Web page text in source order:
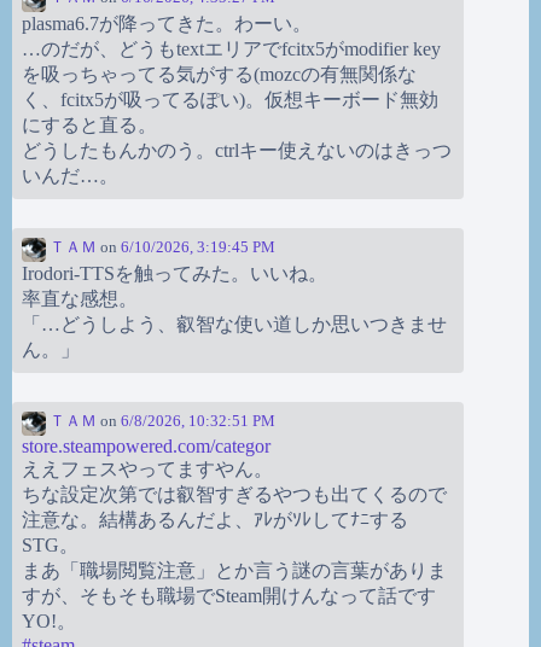
plasma6.7が降ってきた。わーい。
…のだが、どうもtextエリアでfcitx5がmodifier key
を吸っちゃってる気がする(mozcの有無関係な
く、fcitx5が吸ってるぽい)。仮想キーボード無効
にすると直る。
どうしたもんかのう。ctrlキー使えないのはきっつ
いんだ…。
ＴＡＭ on 6/10/2026, 3:19:45 PM
Irodori-TTSを触ってみた。いいね。
率直な感想。
「…どうしよう、叡智な使い道しか思いつきませ
ん。」
ＴＡＭ on 6/8/2026, 10:32:51 PM
store.steampowered.com/categor
ええフェスやってますやん。
ちな設定次第では叡智すぎるやつも出てくるので
注意な。結構あるんだよ、ｱﾚがｿﾚしてﾅﾆする
STG。
まあ「職場閲覧注意」とか言う謎の言葉がありま
すが、そもそも職場でSteam開けんなって話です
YO!。